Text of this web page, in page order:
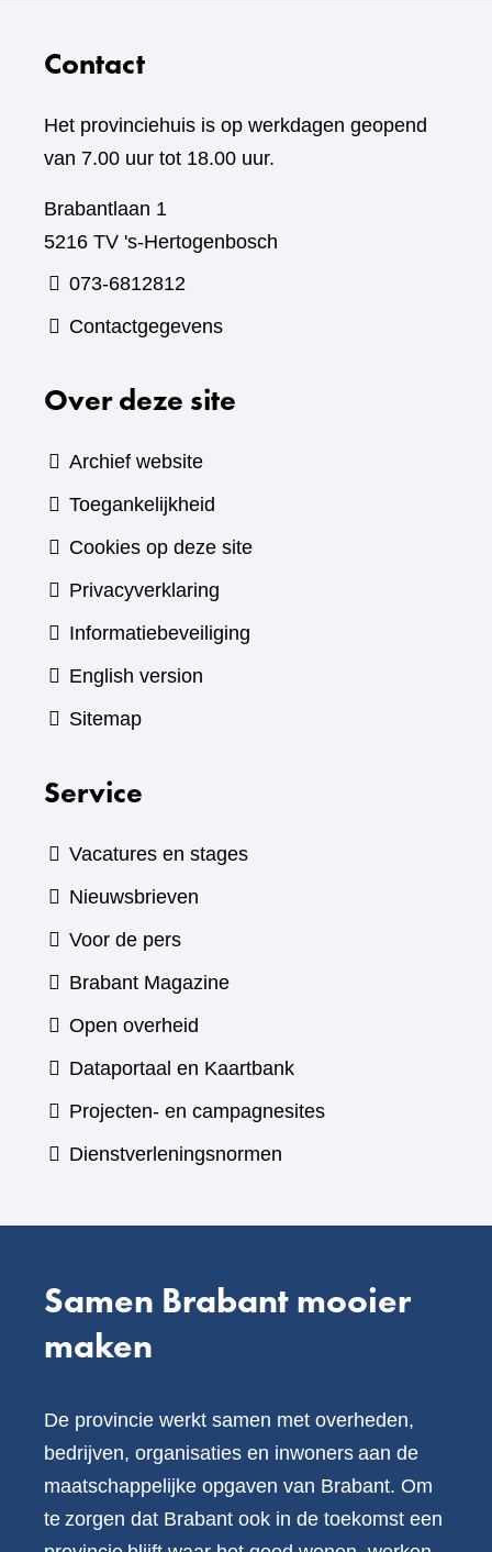
Contact
Het provinciehuis is op werkdagen geopend
van 7.00 uur tot 18.00 uur.
Brabantlaan 1
5216 TV 's-Hertogenbosch
073-6812812
Contactgegevens
Over deze site
Archief website
Toegankelijkheid
Cookies op deze site
Privacyverklaring
Informatiebeveiliging
English version
Sitemap
Service
Vacatures en stages
Nieuwsbrieven
Voor de pers
Brabant Magazine(verwijst
andere
website)
Open overheid
Dataportaal en Kaartbank(verwijst
naar
Projecten- en campagnesites
Dienstverleningsnormen
Samen Brabant mooier
maken
De provincie werkt samen met overheden,
bedrijven, organisaties en inwoners aan de
maatschappelijke opgaven van Brabant. Om
te zorgen dat Brabant ook in de toekomst een